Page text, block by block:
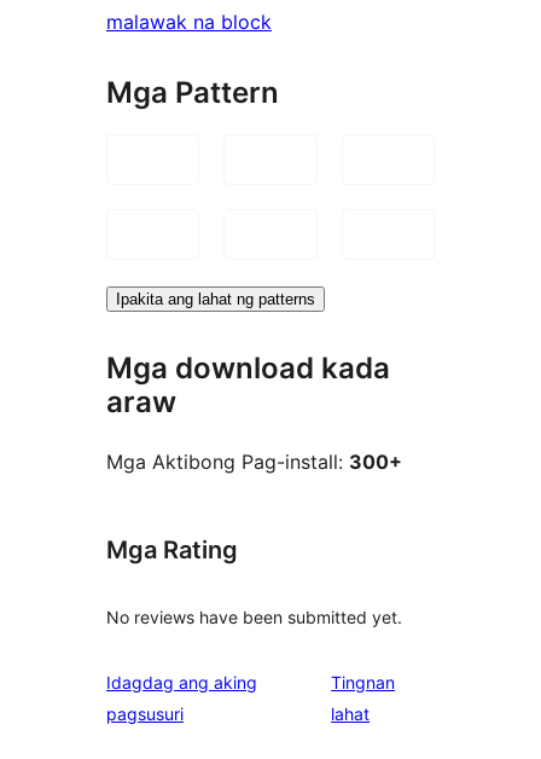
malawak na block
Mga Pattern
Ipakita ang lahat ng patterns
Mga download kada
araw
Mga Aktibong Pag-install: 300+
Mga Rating
No reviews have been submitted yet.
Idagdag ang aking
pagsusuri
Tingnan
lahatng